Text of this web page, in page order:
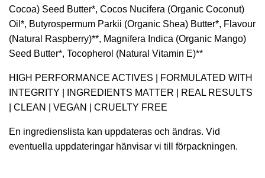
Cocoa) Seed Butter*, Cocos Nucifera (Organic Coconut)
Oil*, Butyrospermum Parkii (Organic Shea) Butter*, Flavour
(Natural Raspberry)**, Magnifera Indica (Organic Mango)
Seed Butter*, Tocopherol (Natural Vitamin E)**
HIGH PERFORMANCE ACTIVES | FORMULATED WITH
INTEGRITY | INGREDIENTS MATTER | REAL RESULTS
| CLEAN | VEGAN | CRUELTY FREE
En ingredienslista kan uppdateras och ändras. Vid
eventuella uppdateringar hänvisar vi till förpackningen.